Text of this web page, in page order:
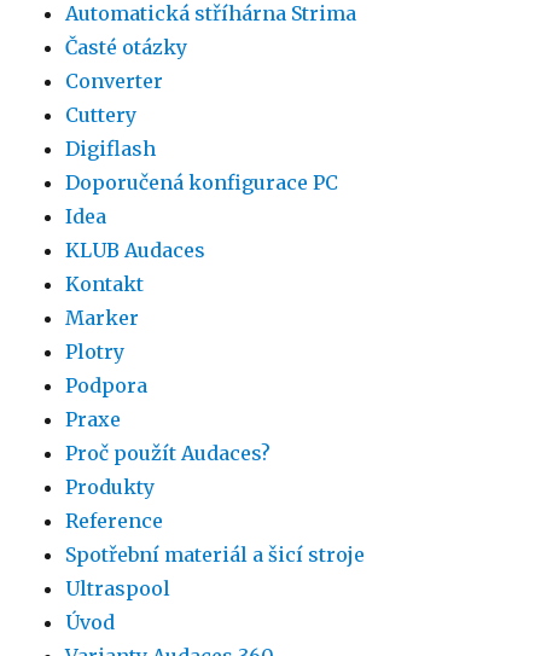
Automatická stříhárna Strima
Časté otázky
Converter
Cuttery
Digiflash
Doporučená konfigurace PC
Idea
KLUB Audaces
Kontakt
Marker
Plotry
Podpora
Praxe
Proč použít Audaces?
Produkty
Reference
Spotřební materiál a šicí stroje
Ultraspool
Úvod